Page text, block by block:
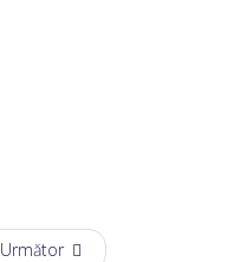
Următor